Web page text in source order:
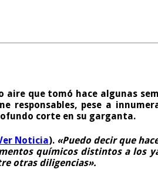
aire que tomó hace algunas
responsables, pese a
corte en su garganta.
Noticia). «Puedo decir que
químicos distintos a los
otras diligencias».